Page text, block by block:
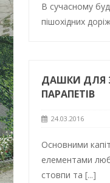
В сучасному
пішохідних
ДАШКИ ДЛЯ
ПАРАПЕТІВ
24.03.2016
Основними
елементами
стовпи та[...]